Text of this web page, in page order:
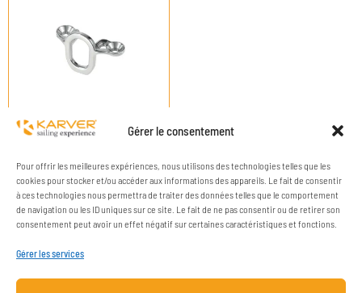
Gérer le consentement
Pour offrir les meilleures expériences, nous utilisons des technologies telles que les
cookies pour stocker et/ou accéder aux informations des appareils. Le fait de consentir
à ces technologies nous permettra de traiter des données telles que le comportement
de navigation ou les ID uniques sur ce site. Le fait de ne pas consentir ou de retirer son
consentement peut avoir un effet négatif sur certaines caractéristiques et fonctions.
Gérer les services